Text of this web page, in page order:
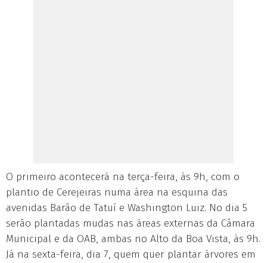
O primeiro acontecerá na terça-feira, às 9h, com o
plantio de Cerejeiras numa área na esquina das
avenidas Barão de Tatuí e Washington Luiz. No dia 5
serão plantadas mudas nas áreas externas da Câmara
Municipal e da OAB, ambas no Alto da Boa Vista, às 9h.
Já na sexta-feira, dia 7, quem quer plantar árvores em